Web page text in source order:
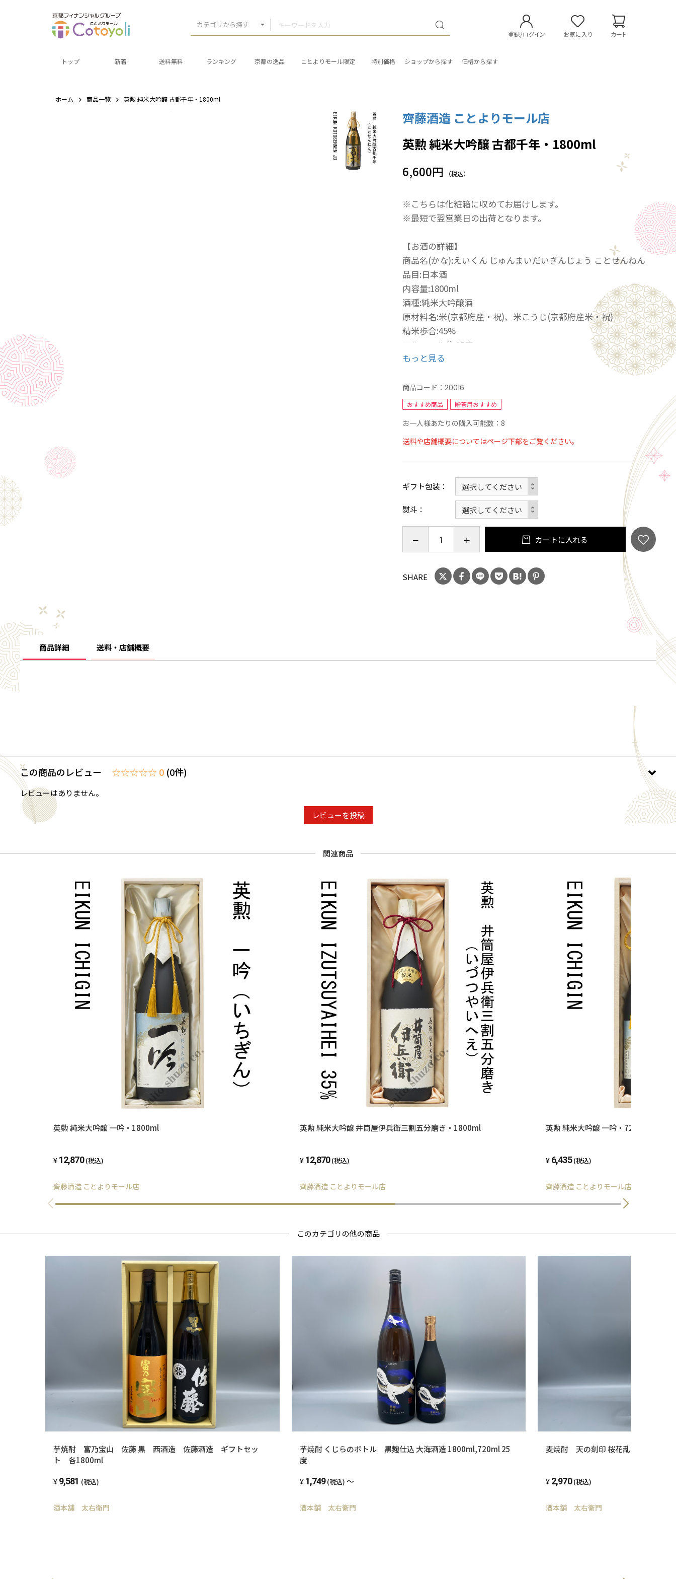
カテゴリから探す
登録/ログイン お気に入り カート
トップ 新着 送料無料 ランキング 京都の逸品 ことよりモール限定 特別価格 ショップから探す 価格から探す
ホーム 商品一覧 英勲 純米大吟醸 古都千年・1800ml
齊藤酒造 ことよりモール店
英勲 純米大吟醸 古都千年・1800ml
6,600円 （税込）
※こちらは化粧箱に収めてお届けします。
※最短で翌営業日の出荷となります。
【お酒の詳細】
商品名(かな):えいくん じゅんまいだいぎんじょう ことせんねん
品目:日本酒
内容量:1800ml
酒種:純米大吟醸酒
原材料名:米(京都府産・祝)、米こうじ(京都府産米・祝)
精米歩合:45%
アルコール分:15度
味の特徴:中口、やや濃醇
悠久の歴史ある京都にちなんで名付けた「古都千年」シリーズの
京都産酒造好適米「祝(いわい)」の特性を引き出し、深みのある
まろやかで上品な味わいと、フルーティーで豊かな吟醸香を、英
また「インターナショナルサケチャレンジ」2016のシルバー受
賞、「インターナショナルワインチャレンジ」2021のシルバー受
賞など、日本酒品評会においても高い評価をいただいております。
20歳未満の飲酒は法律で禁止されています。当店は20歳未満
の方への酒類の販売はいたしておりません。
ご購入時、「ご注文手続き」画面の「お問い合わせ欄」に、生
年月日を必ず入力してください。
ことよりモール会員で生年月日登録済みの方は、お問い合わ
もっと見る
商品コード： 20016
おすすめ商品 贈答用おすすめ
お一人様あたりの購入可能数：8
送料や店舗概要についてはページ下部をご覧ください。
ギフト包装
熨斗
カートに入れる
SHARE
商品詳細 送料・店舗概要
この商品のレビュー ☆☆☆☆☆ 0 (0件)
レビューはありません。
レビューを投稿
関連商品
英勲 純米大吟醸 一吟・1800ml
12,870 (税込)
齊藤酒造 ことよりモール店
英勲 純米大吟醸 井筒屋伊兵衛三割五分磨き・1800ml
12,870(税込)
齊藤酒造 ことよりモール店
英勲 純米大吟醸 一吟・720ml
6,435 (税込)
齊藤酒造 ことよりモール店
このカテゴリの他の商品
芋焼酎 富乃宝山 佐藤 黒 西酒造 佐藤酒造 ギフトセッ
ト 各1800ml
9,581 (税込)
酒本舗 太右衛門
芋焼酎 くじらのボトル 黒麹仕込 大海酒造 1800ml,720ml 25
度
1,749 (税込) ～
酒本舗 太右衛門
麦焼酎 天の刻印 桜花乱舞 佐藤焼
2,970 (税込)
酒本舗 太右衛門